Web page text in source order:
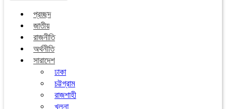
প্রচ্ছদ
জাতীয়
রাজনীতি
অর্থনীতি
সারাদেশ
ঢাকা
চট্টগ্রাম
রাজশাহী
খুলনা